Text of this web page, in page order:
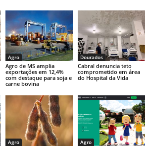
Li
n
k
Agro
Agro de MS amplia
exportações em 12,4%
com destaque para soja e
carne bovina
Dourados
Cabral denuncia teto
comprometido em área
do Hospital da Vida
Agro Agro